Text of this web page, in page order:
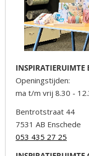
INSPIRATIERUIMTE
Openingstijden:
ma t/m vrij 8.30 -
Bentrotstraat 44
7531 AB Enschede
053 435 27 25